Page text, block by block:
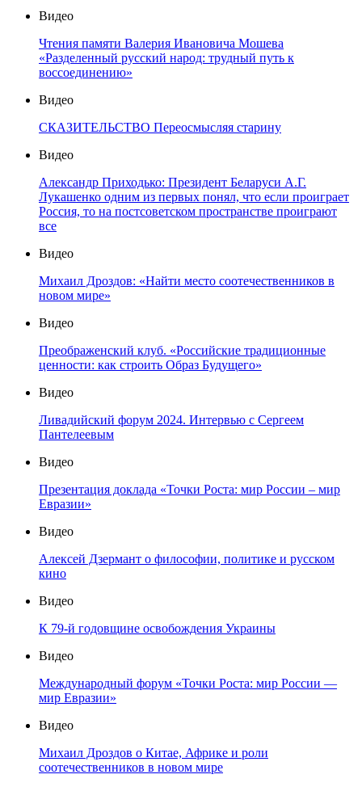
Видео
Чтения памяти Валерия Ивановича Мошева
«Разделенный русский народ: трудный путь к
воссоединению»
Видео
СКАЗИТЕЛЬСТВО Переосмысляя старину
Видео
Александр Приходько: Президент Беларуси А.Г.
Лукашенко одним из первых понял, что если проиграет
Россия, то на постсоветском пространстве проиграют
все
Видео
Михаил Дроздов: «Найти место соотечественников в
новом мире»
Видео
Преображенский клуб. «Российские традиционные
ценности: как строить Образ Будущего»
Видео
Ливадийский форум 2024. Интервью с Сергеем
Пантелеевым
Видео
Презентация доклада «Точки Роста: мир России – мир
Евразии»
Видео
Алексей Дзермант о философии, политике и русском
кино
Видео
К 79-й годовщине освобождения Украины
Видео
Международный форум «Точки Роста: мир России —
мир Евразии»
Видео
Михаил Дроздов о Китае, Африке и роли
соотечественников в новом мире